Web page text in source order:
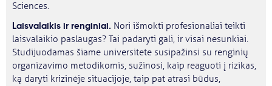
Sciences.
Laisvalaikis ir renginiai. Nori išmokti profesionaliai teikti
laisvalaikio paslaugas? Tai padaryti gali, ir visai nesunkiai.
Studijuodamas šiame universitete susipažinsi su renginių
organizavimo metodikomis, sužinosi, kaip reaguoti į rizikas,
ką daryti krizinėje situacijoje, taip pat atrasi būdus,